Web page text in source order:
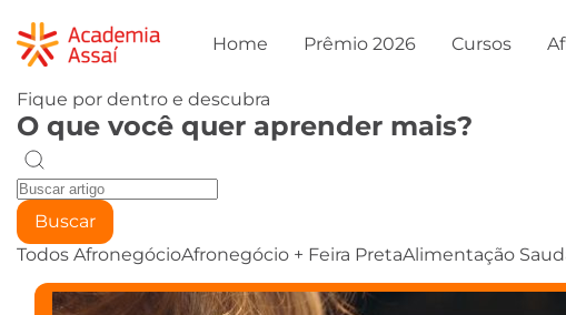
Home Prêmio 2026 Cursos
Fique por dentro e descubra
O que você quer aprender mais?
Buscar
Todos AfronegócioAfronegócio + Feira PretaAlimentação